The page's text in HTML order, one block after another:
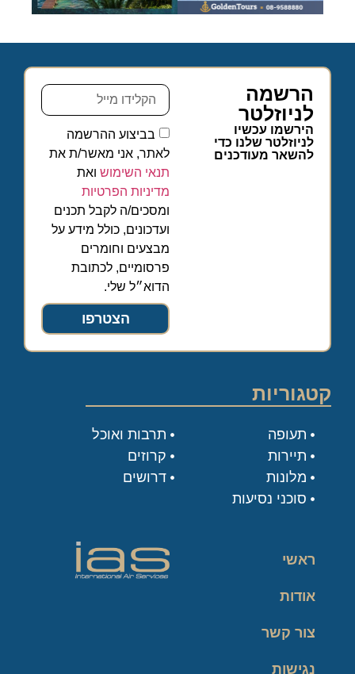
הרשמה
לניוזלטר
הירשמו עכשיו
לניוזלטר שלנו כדי
להשאר מעודכנים
בביצוע ההרשמה
לאתר, אני מאשר/ת את
תנאי השימוש ואת
מדיניות הפרטיות
ומסכים/ה לקבל תכנים
ועדכונים, כולל מידע על
מבצעים וחומרים
פרסומיים, לכתובת
הדוא״ל שלי.
הצטרפו
קטגוריות
תעופה
תיירות
מלונות
סוכני נסיעות
תרבות ואוכל
קרוזים
דרושים
ראשי
אודות
צור קשר
נגישות